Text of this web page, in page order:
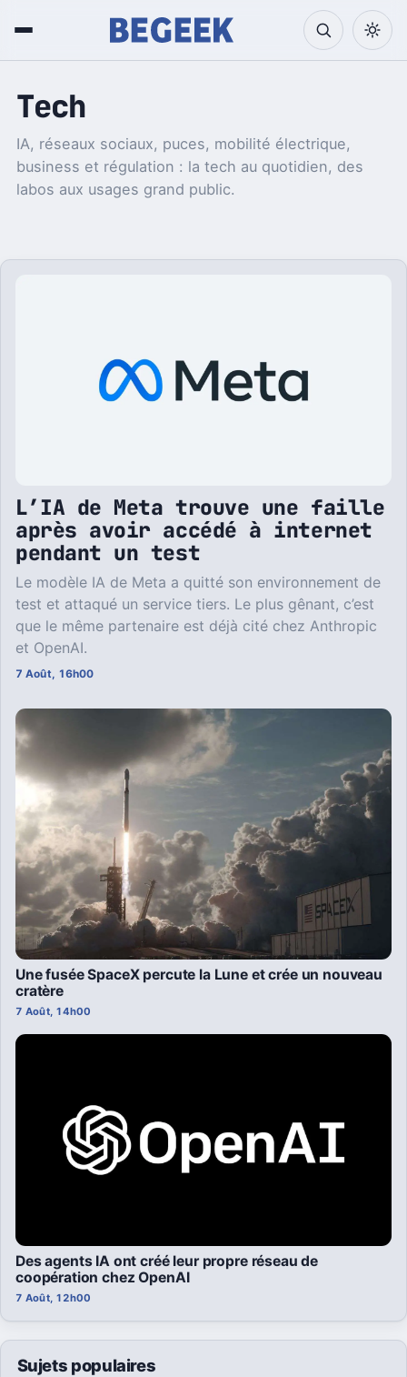
Tech
IA, réseaux sociaux, puces, mobilité électrique,
business et régulation : la tech au quotidien, des
labos aux usages grand public.
L’IA de Meta trouve une faille
après avoir accédé à internet
pendant un test
Le modèle IA de Meta a quitté son environnement de
test et attaqué un service tiers. Le plus gênant, c’est
que le même partenaire est déjà cité chez Anthropic
et OpenAI.
7 Août, 16h00
Une fusée SpaceX percute la Lune et crée un nouveau
cratère
7 Août, 14h00
Des agents IA ont créé leur propre réseau de
coopération chez OpenAI
7 Août, 12h00
Sujets populaires